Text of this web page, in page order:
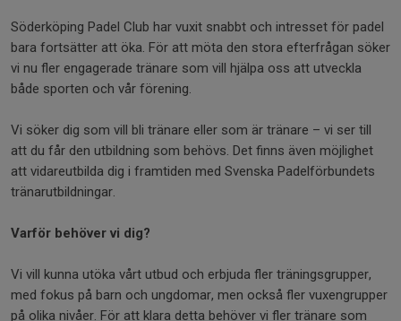
Söderköping Padel Club har vuxit snabbt och intresset för padel
bara fortsätter att öka. För att möta den stora efterfrågan söker
vi nu fler engagerade tränare som vill hjälpa oss att utveckla
både sporten och vår förening.
Vi söker dig som vill bli tränare eller som är tränare – vi ser till
att du får den utbildning som behövs. Det finns även möjlighet
att vidareutbilda dig i framtiden med Svenska Padelförbundets
tränarutbildningar.
Varför behöver vi dig?
Vi vill kunna utöka vårt utbud och erbjuda fler träningsgrupper,
med fokus på barn och ungdomar, men också fler vuxengrupper
på olika nivåer. För att klara detta behöver vi fler tränare som